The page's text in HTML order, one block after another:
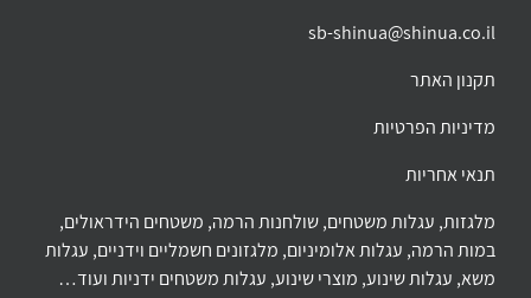
sb-shinua@shinua.co.il
תקנון האתר
מדיניות הפרטיות
תנאי אחריות
מלגזות, עגלות משטחים, שולחנות הרמה, משטחים הידראולים,
במות הרמה, עגלות אלומיניום, מלגזונים חשמליים וידניים, עגלות
משא, עגלות שינוע, מוצרי שינוע, עגלות משטחים ידניות ועוד…